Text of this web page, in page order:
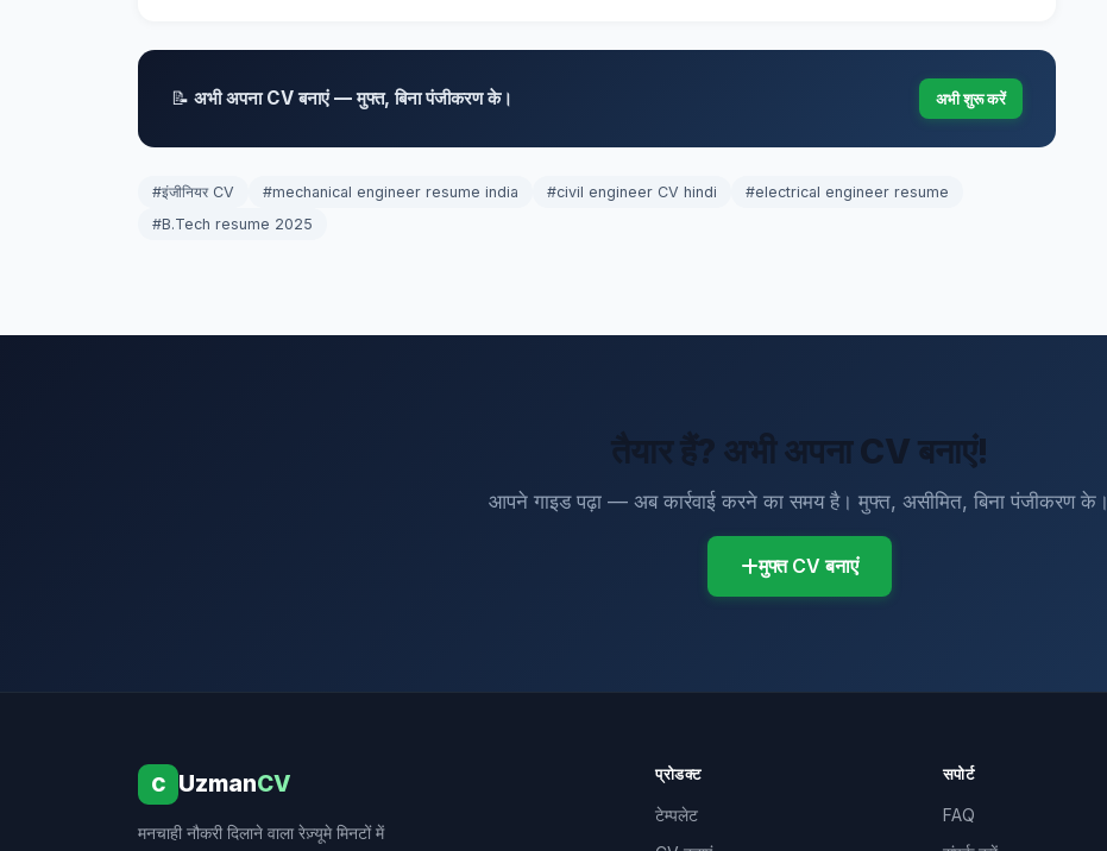
📝 अभी अपना CV बनाएं — मुफ्त, बिना पंजीकरण के। अभी शुरू करें
#इंजीनियर CV #mechanical engineer resume india #civil engineer CV hindi
#electrical engineer resume
#B.Tech resume 2025
तैयार हैं? अभी अपना CV बनाएं!
आपने गाइड पढ़ा — अब कार्रवाई करने का समय है। मुफ्त, असीमित, बिना पंजीकरण के।
मुफ्त CV बनाएं
C UzmanCV
मनचाही नौकरी दिलाने वाला रेज़्यूमे मिनटों में
प्रोडक्ट
टेम्पलेट
सपोर्ट
FAQ